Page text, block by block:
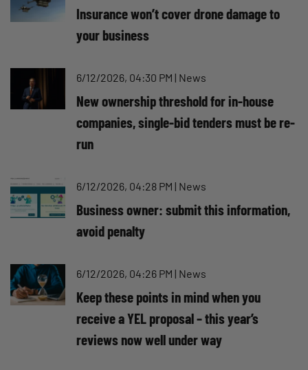
Insurance won’t cover drone damage to
your business
6/12/2026, 04:30 PM | News
New ownership threshold for in-house
companies, single-bid tenders must be re-
run
6/12/2026, 04:28 PM | News
Business owner: submit this information,
avoid penalty
6/12/2026, 04:26 PM | News
Keep these points in mind when you
receive a YEL proposal – this year’s
reviews now well under way